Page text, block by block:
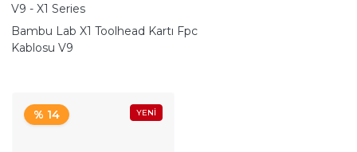
V9 - X1 Series
Bambu Lab X1 Toolhead Kartı Fpc
Kablosu V9
% 14